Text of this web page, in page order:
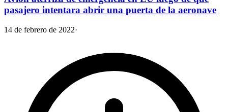
pasajero intentara abrir una puerta de la aeronave
14 de febrero de 2022·